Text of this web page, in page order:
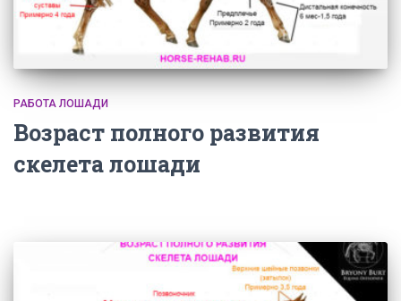
РАБОТА ЛОШАДИ
Возраст полного развития
скелета лошади